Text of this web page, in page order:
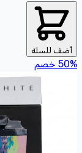
أضف للسلة
50% خصم